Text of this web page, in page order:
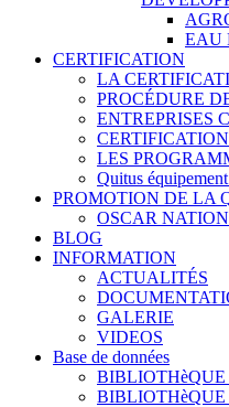
EAU
CERTIFICATION
LA
PROCÉDURE
ENTREPRISES
LES
Quitus
PROMOTION DE LA
OSCAR
BLOG
INFORMATION
ACTUALITÉS
GALERIE
VIDEOS
Base de données
BIBLIOTHèQUE
BIBLIOTHèQUE